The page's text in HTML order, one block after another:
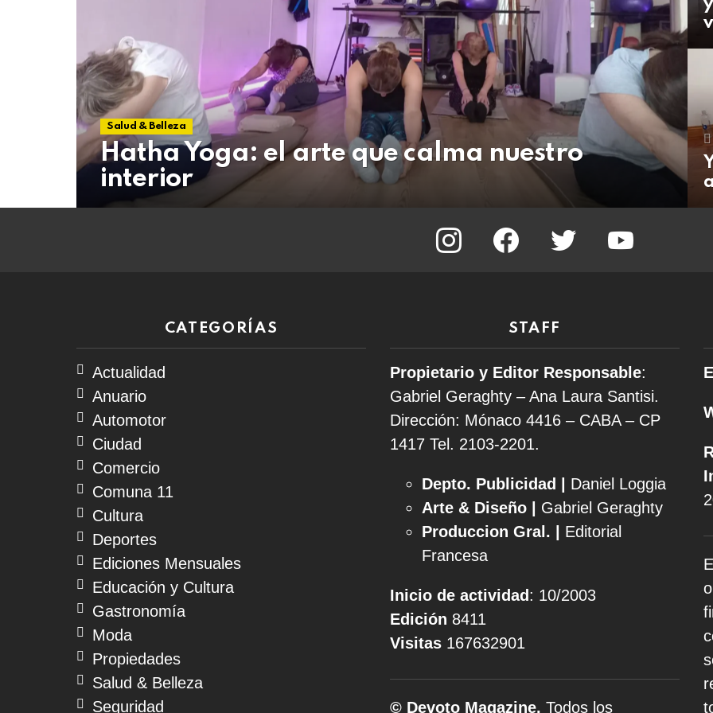
Salud & Belleza
Hatha Yoga: el arte que calma nuestro
interior
instagram facebook twitter
CATEGORÍAS
Actualidad
Anuario
Automotor
Ciudad
Comercio
Comuna 11
Cultura
Deportes
Ediciones Mensuales
Educación y Cultura
Gastronomía
Moda
Propiedades
Salud & Belleza
Seguridad
STAFF
Propietario y Editor Responsable:
Gabriel Geraghty – Ana Laura Santisi.
Dirección: Mónaco 4416 – CABA – CP
1417 Tel. 2103-2201.
Depto. Publicidad |
Daniel Loggia
Arte & Diseño | Gabriel Geraghty
Produccion Gral. |
Editorial
Francesa
Inicio de actividad : 10/2003
Edición 8411
Visitas 167632901
© Devoto Magazine. Todos los